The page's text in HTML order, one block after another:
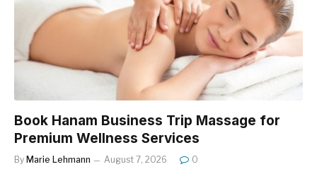
Book Hanam Business Trip Massage for
Premium Wellness Services
By Marie Lehmann August 7, 2026 0